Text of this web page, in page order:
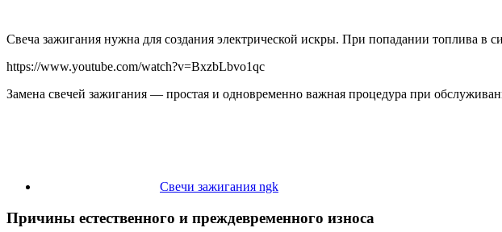
Свеча зажигания нужна для создания электрической искры. При попадании топлива в
https://www.youtube.com/watch?v=BxzbLbvo1qc
Замена свечей зажигания — простая и одновременно важная процедура при
Свечи зажигания ngk
Причины естественного и преждевременного износа